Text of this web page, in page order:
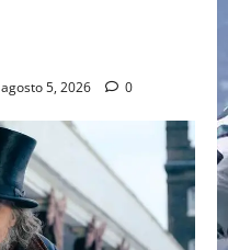
agosto 5, 2026 0